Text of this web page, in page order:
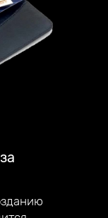
и
на
свой